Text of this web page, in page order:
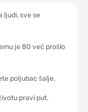
ljudi, sve se
je 80 već prošlo
poljubac šalje.
pravi put.